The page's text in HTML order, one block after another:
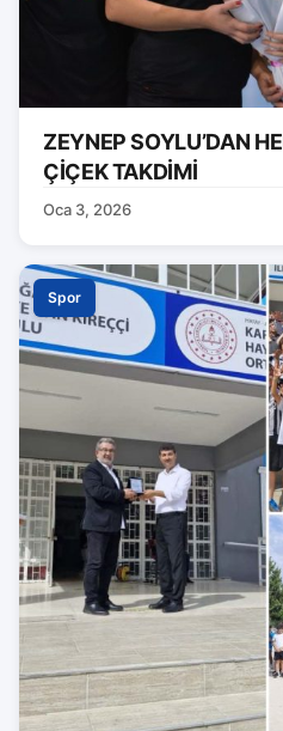
ZEYNEP SOYLU’DAN
ÇİÇEK TAKDİMİ
Oca 3, 2026
Spor